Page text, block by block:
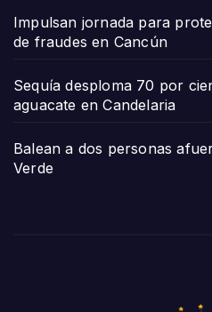
Impulsan jornada para
de fraudes en Cancún
Sequía desploma 70 por
aguacate en Candelaria
Balean a dos personas
Verde